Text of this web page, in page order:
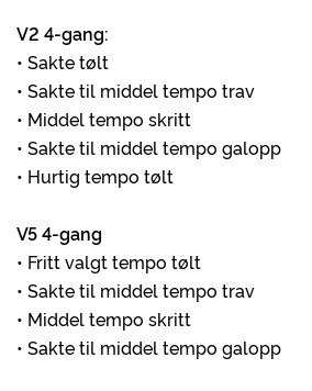
V2 4-gang:
• Sakte tølt
• Sakte til middel tempo trav
• Middel tempo skritt
• Sakte til middel tempo galopp
• Hurtig tempo tølt
V5 4-gang
• Fritt valgt tempo tølt
• Sakte til middel tempo trav
• Middel tempo skritt
• Sakte til middel tempo galopp